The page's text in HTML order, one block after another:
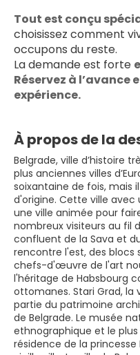
﻿Tout est conçu
choisissez comment
occupons du reste.
La demande est forte
Réservez à l’avance
expérience.
À propos de la
Belgrade, ville d’histoire
plus anciennes villes
soixantaine de fois, mais
d'origine. Cette ville
une ville animée pour
nombreux visiteurs au fil
confluent de la Sava et
rencontre l'est, des blocs
chefs-d'œuvre de l'art
l'héritage de Habsbourg
ottomanes. Stari Grad, la
partie du patrimoine
de Belgrade. Le musée
ethnographique et le
résidence de la